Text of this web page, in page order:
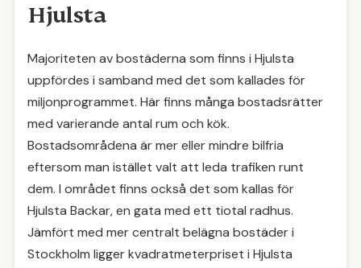
Hjulsta
Majoriteten av bostäderna som finns i Hjulsta
uppfördes i samband med det som kallades för
miljonprogrammet. Här finns många bostadsrätter
med varierande antal rum och kök.
Bostadsområdena är mer eller mindre bilfria
eftersom man istället valt att leda trafiken runt
dem. I området finns också det som kallas för
Hjulsta Backar, en gata med ett tiotal radhus.
Jämfört med mer centralt belägna bostäder i
Stockholm ligger kvadratmeterpriset i Hjulsta